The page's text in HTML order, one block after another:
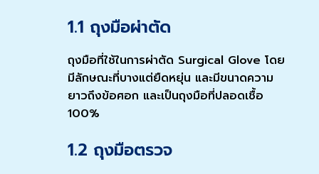
1.1 ถุงมือผ่าตัด
ถุงมือที่ใช้ในการผ่าตัด Surgical Glove โดย
มีลักษณะที่บางแต่ยืดหยุ่น และมีขนาดความ
ยาวถึงข้อศอก และเป็นถุงมือที่ปลอดเชื้อ
100%
1.2 ถุงมือตรวจ